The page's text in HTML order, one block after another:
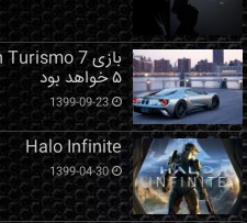
۵ خواهد بود
1399-09-23
Halo Infinite
1399-04-30